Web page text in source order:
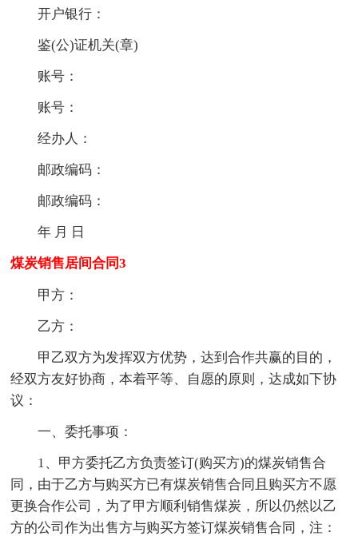
开户银行：
鉴(公)证机关(章)
账号：
账号：
经办人：
邮政编码：
邮政编码：
年 月 日
煤炭销售居间合同3
甲方：
乙方：
甲乙双方为发挥双方优势，达到合作共赢的目的，
经双方友好协商，本着平等、自愿的原则，达成如下协
议：
一、委托事项：
1、甲方委托乙方负责签订(购买方)的煤炭销售合
同，由于乙方与购买方已有煤炭销售合同且购买方不愿
更换合作公司，为了甲方顺利销售煤炭，所以仍然以乙
方的公司作为出售方与购买方签订煤炭销售合同，注：